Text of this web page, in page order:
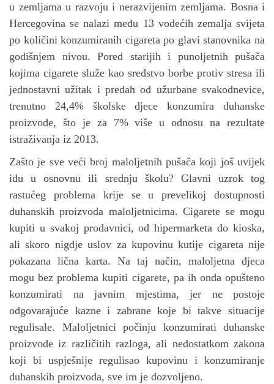
u zemljama u razvoju i nerazvijenim zemljama. Bosna i
Hercegovina se nalazi među 13 vodećih zemalja svijeta
po količini konzumiranih cigareta po glavi stanovnika na
godišnjem nivou. Pored starijih i punoljetnih pušača
kojima cigarete služe kao sredstvo borbe protiv stresa ili
jednostavni užitak i predah od užurbane svakodnevice,
trenutno 24,4% školske djece konzumira duhanske
proizvode, što je za 7% više u odnosu na rezultate
istraživanja iz 2013.
Zašto je sve veći broj maloljetnih pušača koji još uvijek
idu u osnovnu ili srednju školu? Glavni uzrok tog
rastućeg problema krije se u prevelikoj dostupnosti
duhanskih proizvoda maloljetnicima. Cigarete se mogu
kupiti u svakoj prodavnici, od hipermarketa do kioska,
ali skoro nigdje uslov za kupovinu kutije cigareta nije
pokazana lična karta. Na taj način, maloljetna djeca
mogu bez problema kupiti cigarete, pa ih onda opušteno
konzumirati na javnim mjestima, jer ne postoje
odgovarajuće kazne i zabrane koje bi takve situacije
regulisale. Maloljetnici počinju konzumirati duhanske
proizvode iz različitih razloga, ali nedostatkom zakona
koji bi uspješnije regulisao kupovinu i konzumiranje
duhanskih proizvoda, sve im je dozvoljeno.